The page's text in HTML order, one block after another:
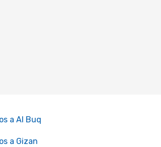
a Al Buq
a Gizan